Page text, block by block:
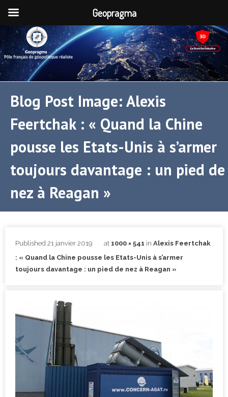
Blog Post Image: Alexis
Feertchak : « Quand la Chine
pousse les Etats-Unis à s’armer
toujours davantage : un pied de
nez à Reagan »
Published 21 janvier 2019 at 1000 × 541 in Alexis Feertchak
: « Quand la Chine pousse les Etats-Unis à s’armer
toujours davantage : un pied de nez à Reagan »
Geopragma